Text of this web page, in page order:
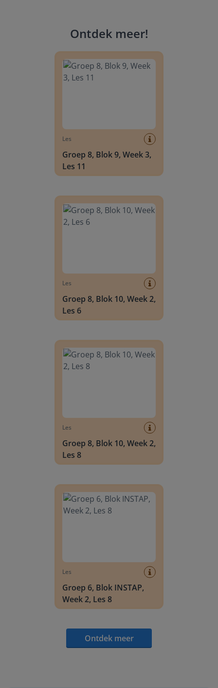
Ontdek meer!
Les
Groep 8, Blok 9, Week 3,
Les 11
Les
Groep 8, Blok 10, Week 2,
Les 6
Les
Groep 8, Blok 10, Week 2,
Les 8
Les
Groep 6, Blok INSTAP,
Week 2, Les 8
Ontdek meer